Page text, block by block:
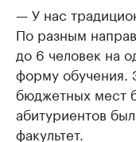
— У нас
По разным
до 6 человек на
форму обучения.
бюджетных мест
абитуриентов
факультет.